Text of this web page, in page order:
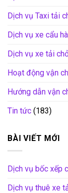
Dịch vụ Taxi tải
Dịch vụ xe cẩu
Dịch vụ xe tải
Hoạt động vận
Hướng dẫn vận
Tin tức (183)
BÀI VIẾT MỚI
Dịch vụ bốc xếp
Dịch vụ thuê xe